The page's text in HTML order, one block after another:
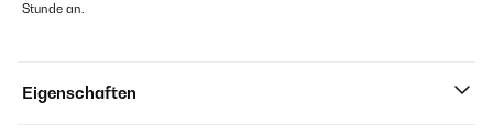
Stunde an.
Eigenschaften